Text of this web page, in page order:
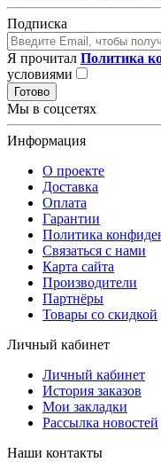
Подписка
Я прочитал Политика
условиями
Готово
Мы в соцсетях
Информация
О проекте
Доставка
Оплата
Гарантии
Политика
Связаться с нами
Карта сайта
Производители
Партнёры
Товары со скидкой
Личный кабинет
Личный кабинет
История заказов
Мои закладки
Рассылка новостей
Наши контакты